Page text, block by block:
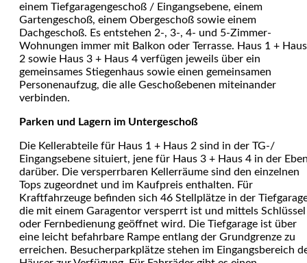
einem Tiefgaragengeschoß / Eingangsebene, einem
Gartengeschoß, einem Obergeschoß sowie einem
Dachgeschoß. Es entstehen 2-, 3-, 4- und 5-Zimmer-
Wohnungen immer mit Balkon oder Terrasse. Haus 1 + Haus
2 sowie Haus 3 + Haus 4 verfügen jeweils über ein
gemeinsames Stiegenhaus sowie einen gemeinsamen
Personenaufzug, die alle Geschoßebenen miteinander
verbinden.
Parken und Lagern im Untergeschoß
Die Kellerabteile für Haus 1 + Haus 2 sind in der TG-/
Eingangsebene situiert, jene für Haus 3 + Haus 4 in der
darüber. Die versperrbaren Kellerräume sind den einzelnen
Tops zugeordnet und im Kaufpreis enthalten. Für
Kraftfahrzeuge befinden sich 46 Stellplätze in der
die mit einem Garagentor versperrt ist und mittels Schlüssel
oder Fernbedienung geöffnet wird. Die Tiefgarage ist über
eine leicht befahrbare Rampe entlang der Grundgrenze zu
erreichen. Besucherparkplätze stehen im Eingangsbereich